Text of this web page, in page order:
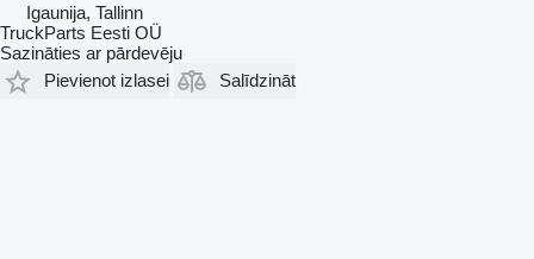
Igaunija, Tallinn
TruckParts Eesti OÜ
Sazināties ar pārdevēju
Pievienot izlasei
Salīdzināt